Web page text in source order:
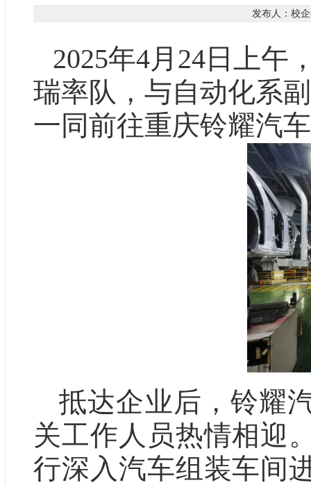
发布人：校
2025年4月24日上午
瑞率队，与自动化系
一同前往重庆铃耀汽
抵达企业后，铃耀
关工作人员热情相迎
行深入汽车组装车间